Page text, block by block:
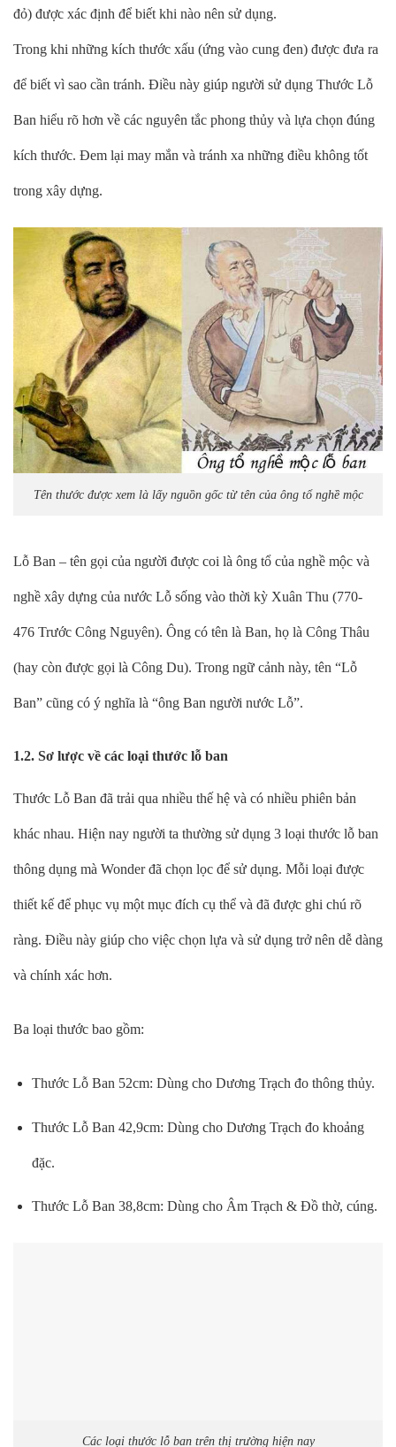
đỏ) được xác định để biết khi nào nên sử dụng.
Trong khi những kích thước xấu (ứng vào cung đen) được đưa ra
để biết vì sao cần tránh. Điều này giúp người sử dụng Thước Lỗ
Ban hiểu rõ hơn về các nguyên tắc phong thủy và lựa chọn đúng
kích thước. Đem lại may mắn và tránh xa những điều không tốt
trong xây dựng.
Tên thước được xem là lấy nguồn gốc từ tên của ông tổ nghề mộc
Lỗ Ban – tên gọi của người được coi là ông tổ của nghề mộc và
nghề xây dựng của nước Lỗ sống vào thời kỳ Xuân Thu (770-
476 Trước Công Nguyên). Ông có tên là Ban, họ là Công Thâu
(hay còn được gọi là Công Du). Trong ngữ cảnh này, tên “Lỗ
Ban” cũng có ý nghĩa là “ông Ban người nước Lỗ”.
1.2. Sơ lược về các loại thước lỗ ban
Thước Lỗ Ban đã trải qua nhiều thế hệ và có nhiều phiên bản
khác nhau. Hiện nay người ta thường sử dụng 3 loại thước lỗ ban
thông dụng mà Wonder đã chọn lọc để sử dụng. Mỗi loại được
thiết kế để phục vụ một mục đích cụ thể và đã được ghi chú rõ
ràng. Điều này giúp cho việc chọn lựa và sử dụng trở nên dễ dàng
và chính xác hơn.
Ba loại thước bao gồm:
Thước Lỗ Ban 52cm: Dùng cho Dương Trạch đo thông thủy.
Thước Lỗ Ban 42,9cm: Dùng cho Dương Trạch đo khoảng
đặc.
Thước Lỗ Ban 38,8cm: Dùng cho Âm Trạch & Đồ thờ, cúng.
Các loại thước lỗ ban trên thị trường hiện nay